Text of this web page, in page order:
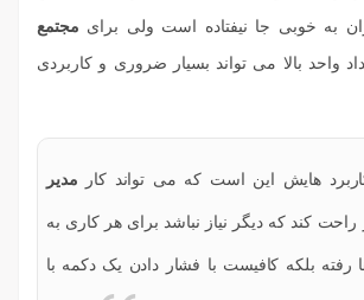
به خوبی جا نیفتاده است ولی برای مجتمع
واحد بالا می تواند بسیار ضروری و کاربردی
هایش این است که می تواند کار مدیر
راحت کند که دیگر نیاز نباشد برای هر کاری به
رفته بلکه کافیست با فشار دادن یک دکمه با